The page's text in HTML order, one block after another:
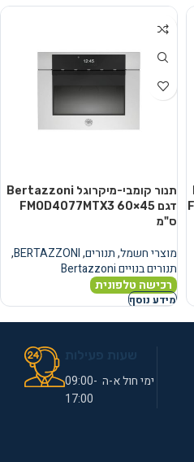
תנור קומבי-מיקרוגל Bertazzoni
דגם FMOD4077MTX3 60×45
ס"מ
מוצרי חשמל,תנורים,
BERTAZZONI
,
תנורים בנויים Bertazzoni
רכישה טלפונית
מידע נוסף
ימי חול א-ה 09:00-
17:00